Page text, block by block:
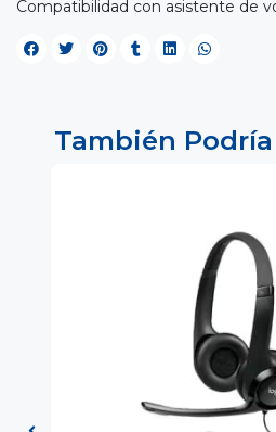
Compatibilidad con asistente de
También